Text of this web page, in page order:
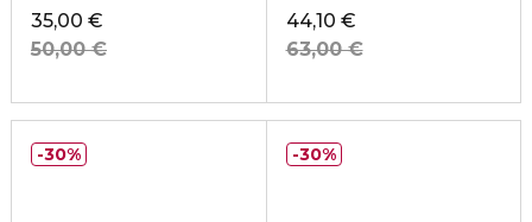
35,00 €
50,00 €
44,10 €
63,00 €
30% 30%